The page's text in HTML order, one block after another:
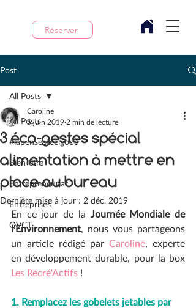
Réserver
Post
All Posts
#lapenseefeelgood
Bien-être
Entrepreneuriat
Entreprises
QVCT
All Posts
3 éco-gestes spécial
alimentation à mettre en
place au bureau
Caroline
5 juin 2019 2 min de lecture
Dernière mise à jour : 2 déc. 2019
En ce jour de la Journée Mondiale de
l'Environnement, nous vous partageons
un article rédigé par Caroline, experte
Les Récré'Actifs !
1. Remplacez les gobelets jetables par